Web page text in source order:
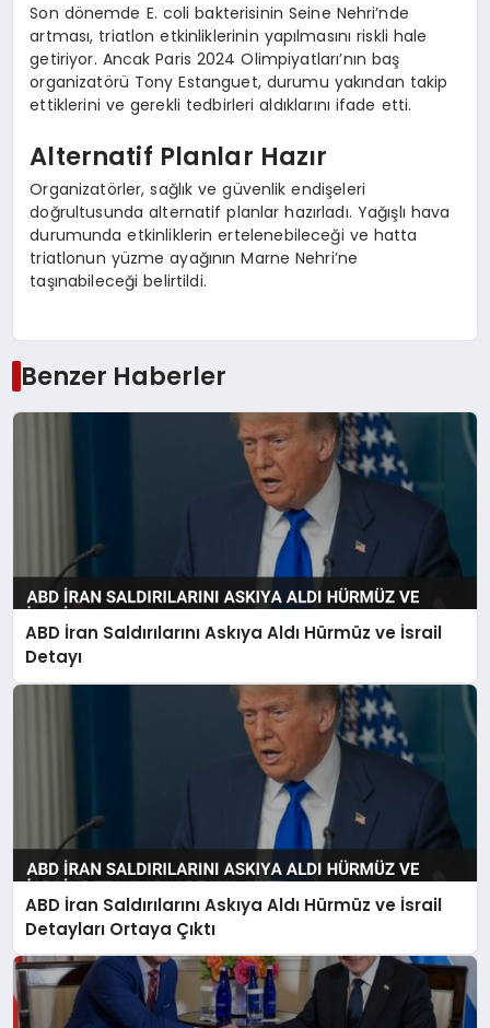
Son dönemde E. coli bakterisinin Seine Nehri’nde
artması, triatlon etkinliklerinin yapılmasını riskli hale
getiriyor. Ancak Paris 2024 Olimpiyatları’nın baş
organizatörü Tony Estanguet, durumu yakından takip
ettiklerini ve gerekli tedbirleri aldıklarını ifade etti.
Alternatif Planlar Hazır
Organizatörler, sağlık ve güvenlik endişeleri
doğrultusunda alternatif planlar hazırladı. Yağışlı hava
durumunda etkinliklerin ertelenebileceği ve hatta
triatlonun yüzme ayağının Marne Nehri’ne
taşınabileceği belirtildi.
Benzer Haberler
ABD İran Saldırılarını Askıya Aldı Hürmüz ve İsrail
Detayı
ABD İran Saldırılarını Askıya Aldı Hürmüz ve İsrail
Detayları Ortaya Çıktı